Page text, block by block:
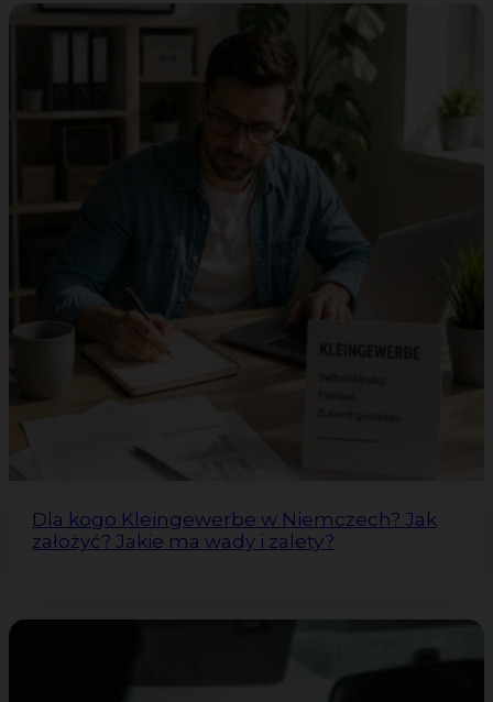
Dla kogo Kleingewerbe w Niemczech? Jak
założyć? Jakie ma wady i zalety?